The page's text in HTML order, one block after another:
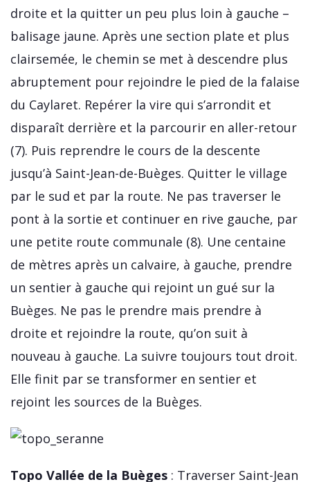
droite et la quitter un peu plus loin à gauche –
balisage jaune. Après une section plate et plus
clairsemée, le chemin se met à descendre plus
abruptement pour rejoindre le pied de la falaise
du Caylaret. Repérer la vire qui s’arrondit et
disparaît derrière et la parcourir en aller-retour
(7). Puis reprendre le cours de la descente
jusqu’à Saint-Jean-de-Buèges. Quitter le village
par le sud et par la route. Ne pas traverser le
pont à la sortie et continuer en rive gauche, par
une petite route communale (8). Une centaine
de mètres après un calvaire, à gauche, prendre
un sentier à gauche qui rejoint un gué sur la
Buèges. Ne pas le prendre mais prendre à
droite et rejoindre la route, qu’on suit à
nouveau à gauche. La suivre toujours tout droit.
Elle finit par se transformer en sentier et
rejoint les sources de la Buèges.
Topo Vallée de la Buèges : Traverser Saint-Jean